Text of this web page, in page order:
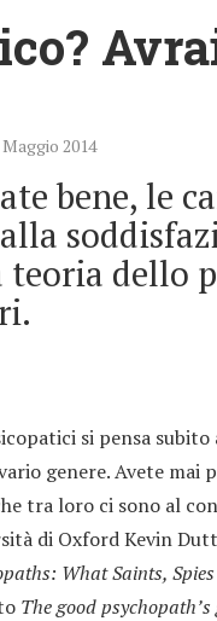
Maggio 2014
bene, le
teoria dello
si pensa
genere. Avete
tra loro ci sono al
di Oxford Kevin
What Saints,
The good psychopath’s